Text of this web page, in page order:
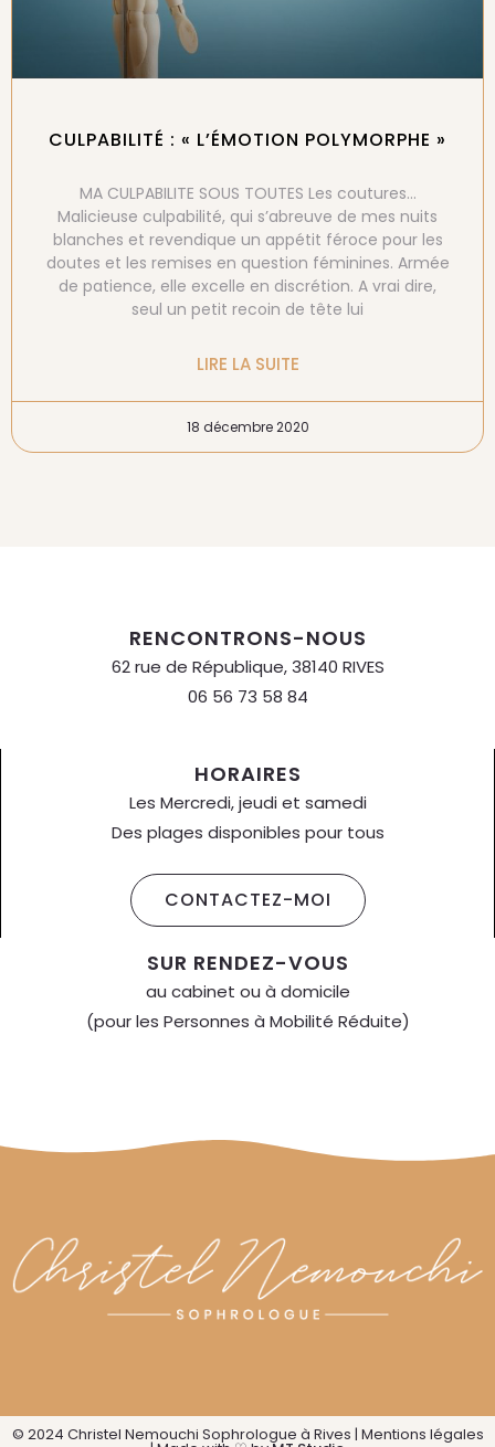
CULPABILITÉ : « L’ÉMOTION POLYMORPHE »
MA CULPABILITE SOUS TOUTES Les coutures…
Malicieuse culpabilité, qui s’abreuve de mes nuits
blanches et revendique un appétit féroce pour les
doutes et les remises en question féminines. Armée
de patience, elle excelle en discrétion. A vrai dire,
seul un petit recoin de tête lui
LIRE LA SUITE
18 décembre 2020
RENCONTRONS-NOUS
62 rue de République, 38140 RIVES
06 56 73 58 84
HORAIRES
Les Mercredi, jeudi et samedi
Des plages disponibles pour tous
CONTACTEZ-MOI
SUR RENDEZ-VOUS
au cabinet ou à domicile
(pour les Personnes à Mobilité Réduite)
© 2024 Christel Nemouchi Sophrologue à Rives | Mentions légales